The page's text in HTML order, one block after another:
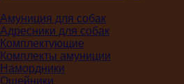
Амуниция для собак
Адресники для собак
Комплектующие
Комплекты амуниции
Намордники
Ошейники